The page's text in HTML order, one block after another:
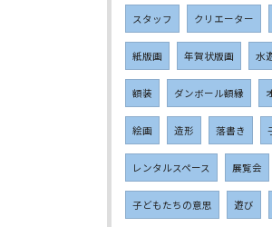
スタッフ クリエーター
紙版画 年賀状版画 水
額装 ダンボール額縁
絵画 造形 落書き
レンタルスペース 展覧会
子どもたちの意思 遊び